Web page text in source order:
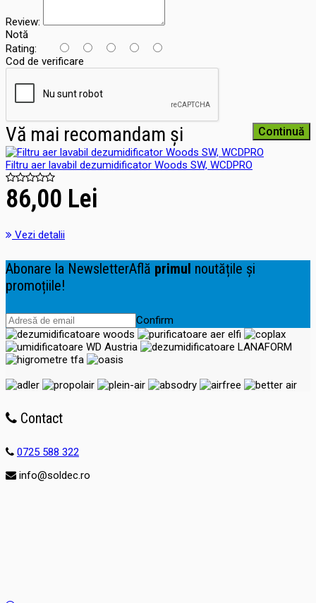
Review:
Notă
Rating:
Cod de verificare
Continuă
Vă mai recomandam și
Filtru aer lavabil dezumidificator Woods SW, WCDPRO
86,00 Lei
Vezi detalii
Abonare la NewsletterAflă primul noutățile și
promoțiile!
Confirm
Contact
0725 588 322
info@soldec.ro